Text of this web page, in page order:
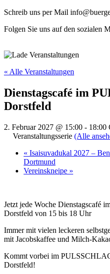
Schreib uns per Mail
Folgen Sie uns auf den sozialen
« Alle Veranstaltungen
Dienstagscafé im
Dorstfeld
2. Februar 2027 @ 15:00 - 18:00
Veranstaltungsserie (Alle
« Isaisuvadukal 2027 –
Dortmund
Vereinskneipe »
Jetzt jede Woche Dienstagscafé
Dorstfeld von 15 bis 18 Uhr
Immer mit vielen leckeren
mit Jacobskaffee und Milch-
Kommt vorbei im
Dorstfeld!